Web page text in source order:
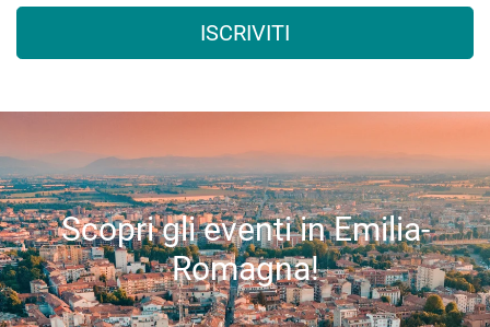
ISCRIVITI
Scopri gli eventi in Emilia-
Romagna!